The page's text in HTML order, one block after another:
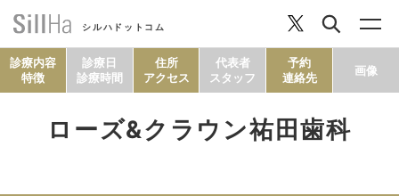
シルハドットコム
診療内容
特徴
診療日
診療時間
住所
アクセス
代表者
スタッフ
予約
連絡先
画像
ローズ&クラウン祐田歯科